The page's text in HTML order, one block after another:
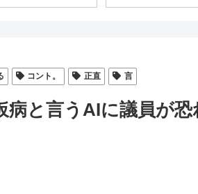
コント。 正直 言
病と言うAIに議員が恐